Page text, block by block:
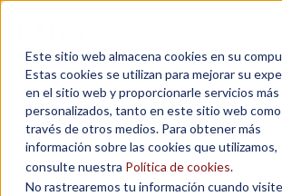
Este sitio web almacena cookies en su
Estas cookies se utilizan para mejorar su
en el sitio web y proporcionarle servicios más
personalizados, tanto en este sitio web como
través de otros medios. Para obtener más
información sobre las cookies que utilizamos,
consulte nuestra Política de cookies.
No rastrearemos tu información cuando
Decisiones
datos